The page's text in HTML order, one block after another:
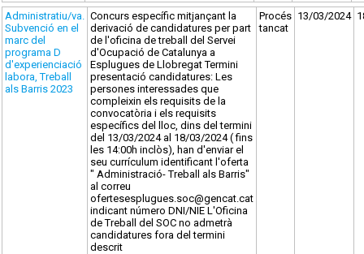
Administratiu/va.
Subvenció en el
marc del
programa D
d'experienciació
labora, Treball
als Barris 2023
Concurs específic mitjançant la
derivació de candidatures per part
de l'oficina de treball del Servei
d'Ocupació de Catalunya a
Esplugues de Llobregat Termini
presentació candidatures: Les
persones interessades que
compleixin els requisits de la
convocatòria i els requisits
específics del lloc, dins del termini
del 13/03/2024 al 18/03/2024 ( fins
les 14:00h inclòs), han d'enviar el
seu currículum identificant l'oferta
" Administració- Treball als Barris"
al correu
ofertesesplugues.soc@gencat.cat
indicant número DNI/NIE L'Oficina
de Treball del SOC no admetrà
candidatures fora del termini
descrit
Procés
tancat
13/03/2024